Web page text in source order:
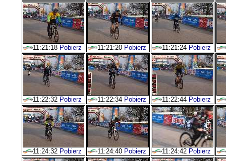
11:21:18 Pobierz 11:21:20 Pobierz 11:21:24 Pobierz
11:22:32 Pobierz 11:22:34 Pobierz 11:22:44 Pobierz
11:24:32 Pobierz 11:24:40 Pobierz 11:24:42 Pobierz